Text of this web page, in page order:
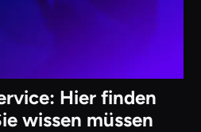
Hier finden
wissen müssen